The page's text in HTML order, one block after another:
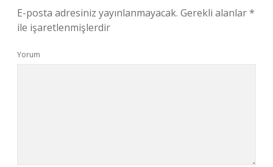
E-posta adresiniz yayınlanmayacak. Gerekli alanlar*
ile işaretlenmişlerdir
Yorum